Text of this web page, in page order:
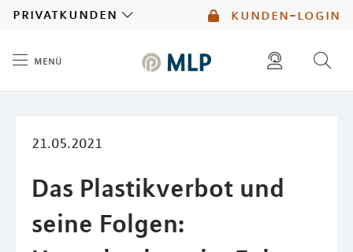
kunden-login
privatkunden
menü
21.05.2021
Das Plastikverbot und
seine Folgen: